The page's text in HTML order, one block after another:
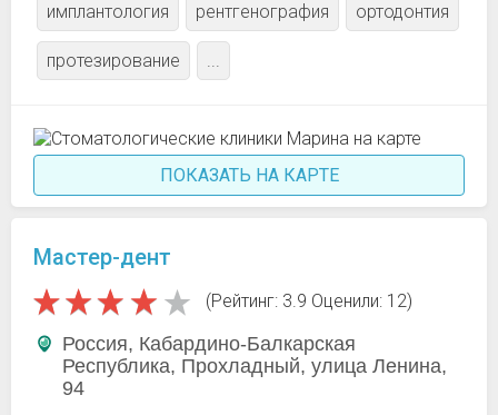
имплантология рентгенография ортодонтия
протезирование ...
ПОКАЗАТЬ НА КАРТЕ
Мастер-дент
(Рейтинг: 3.9 Оценили: 12)
Россия, Кабардино-Балкарская
Республика, Прохладный, улица Ленина,
94